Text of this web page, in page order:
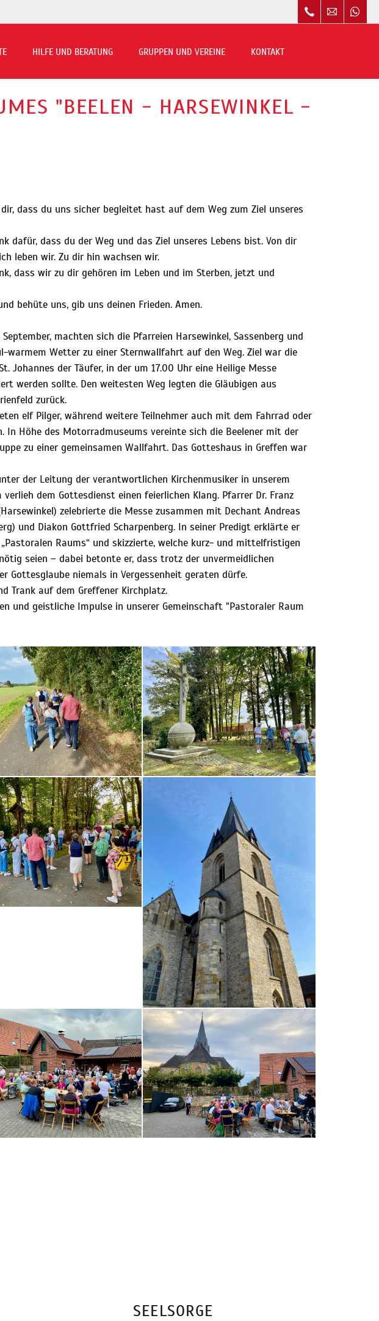
HILFE UND BERATUNG GRUPPEN UND VEREINE KONTAKT
"BEELEN - HARSEWINKEL -
dass du uns sicher begleitet hast auf dem Weg zum Ziel unseres
dafür, dass du der Weg und das Ziel unseres Lebens bist. Von dir
leben wir. Zu dir hin wachsen wir.
dass wir zu dir gehören im Leben und im Sterben, jetzt und
behüte uns, gib uns deinen Frieden. Amen.
machten sich die Pfarreien Harsewinkel, Sassenberg und
warmem Wetter zu einer Sternwallfahrt auf den Weg. Ziel war die
Johannes der Täufer, in der um 17.00 Uhr eine Heilige Messe
werden sollte. Den weitesten Weg legten die Gläubigen aus
zurück.
elf Pilger, während weitere Teilnehmer auch mit dem Fahrrad oder
In Höhe des Motorradmuseums vereinte sich die Beelener mit der
zu einer gemeinsamen Wallfahrt. Das Gotteshaus in Greffen war
der Leitung der verantwortlichen Kirchenmusiker in unserem
verlieh dem Gottesdienst einen feierlichen Klang. Pfarrer Dr. Franz
zelebrierte die Messe zusammen mit Dechant Andreas
und Diakon Gottfried Scharpenberg. In seiner Predigt erklärte er
Raums“ und skizzierte, welche kurz- und mittelfristigen
seien – dabei betonte er, dass trotz der unvermeidlichen
Gottesglaube niemals in Vergessenheit geraten dürfe.
Trank auf dem Greffener Kirchplatz.
geistliche Impulse in unserer Gemeinschaft "Pastoraler Raum
SEELSORGE